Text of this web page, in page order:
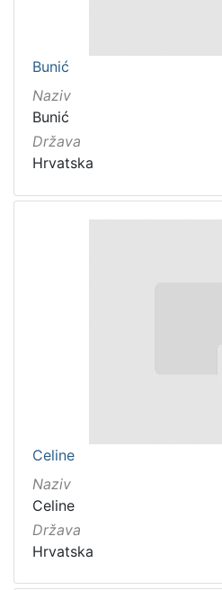
Bunić
Naziv
Bunić
Država
Hrvatska
Celine
Naziv
Celine
Država
Hrvatska